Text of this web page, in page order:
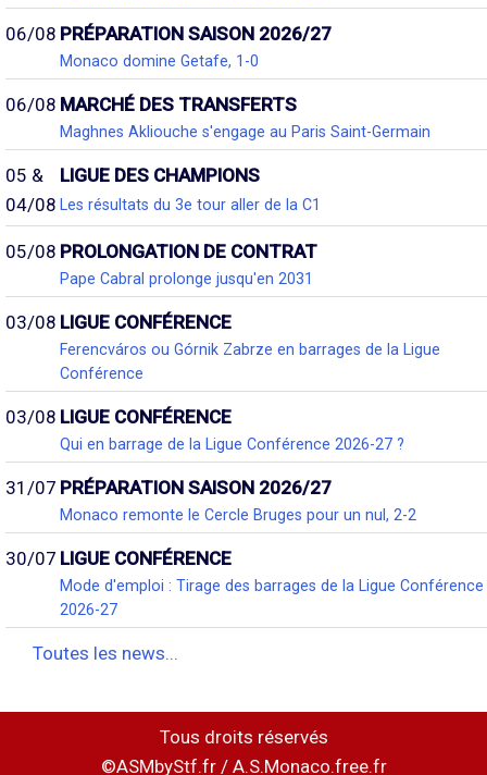
06/08 PRÉPARATION SAISON 2026/27
Monaco domine Getafe, 1-0
06/08 MARCHÉ DES TRANSFERTS
Maghnes Akliouche s'engage au Paris Saint-Germain
05 &
04/08
LIGUE DES CHAMPIONS
Les résultats du 3e tour aller de la C1
05/08 PROLONGATION DE CONTRAT
Pape Cabral prolonge jusqu'en 2031
03/08 LIGUE CONFÉRENCE
Ferencváros ou Górnik Zabrze en barrages de la Ligue
Conférence
03/08 LIGUE CONFÉRENCE
Qui en barrage de la Ligue Conférence 2026-27 ?
31/07 PRÉPARATION SAISON 2026/27
Monaco remonte le Cercle Bruges pour un nul, 2-2
30/07 LIGUE CONFÉRENCE
Mode d'emploi : Tirage des barrages de la Ligue Conférence
2026-27
Toutes les news...
Tous droits réservés
©ASMbyStf.fr / A.S.Monaco.free.fr